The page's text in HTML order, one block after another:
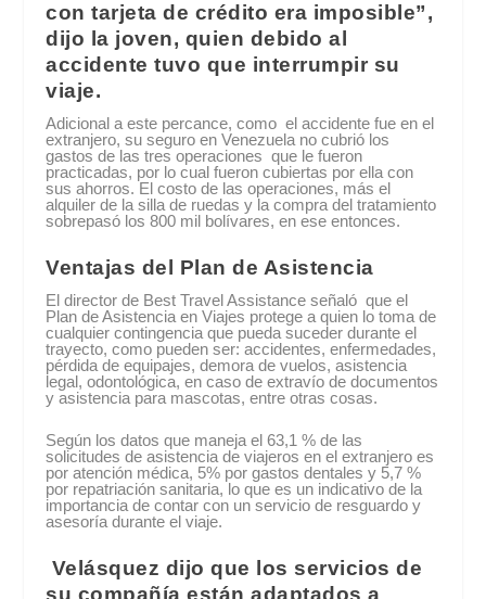
con tarjeta de crédito era imposible”,
dijo la joven, quien debido al
accidente tuvo que interrumpir su
viaje.
Adicional a este percance, como el accidente fue en el
extranjero, su seguro en Venezuela no cubrió los
gastos de las tres operaciones que le fueron
practicadas, por lo cual fueron cubiertas por ella con
sus ahorros. El costo de las operaciones, más el
alquiler de la silla de ruedas y la compra del tratamiento
sobrepasó los 800 mil bolívares, en ese entonces.
Ventajas del Plan de Asistencia
El director de Best Travel Assistance señaló que el
Plan de Asistencia en Viajes protege a quien lo toma de
cualquier contingencia que pueda suceder durante el
trayecto, como pueden ser: accidentes, enfermedades,
pérdida de equipajes, demora de vuelos, asistencia
legal, odontológica, en caso de extravío de documentos
y asistencia para mascotas, entre otras cosas.
Según los datos que maneja el 63,1 % de las
solicitudes de asistencia de viajeros en el extranjero es
por atención médica, 5% por gastos dentales y 5,7 %
por repatriación sanitaria, lo que es un indicativo de la
importancia de contar con un servicio de resguardo y
asesoría durante el viaje.
Velásquez dijo que los servicios de
su compañía están adaptados a